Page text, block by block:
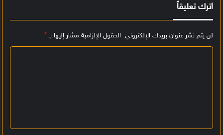
اترك تعليقاً
لن يتم نشر عنوان بريدك الإلكتروني. الحقول الإلزامية مشار إليها بـ*
ي